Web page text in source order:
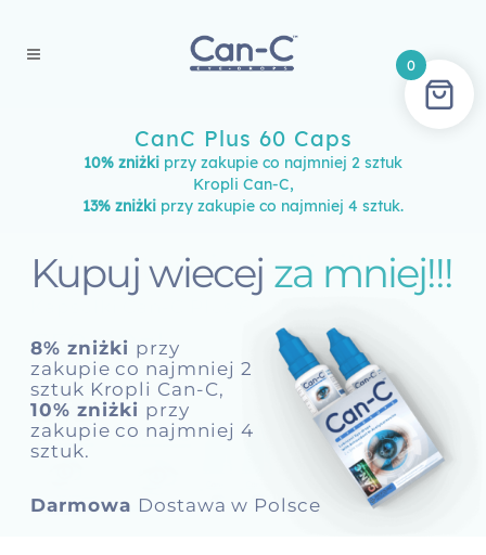
CanC Plus 60 Caps
10% zniżki przy zakupie co najmniej 2 sztuk
Kropli Can-C,
13% zniżki przy zakupie co najmniej 4 sztuk.
8% zniżki przy
zakupie co najmniej 2
sztuk Kropli Can-C,
10% zniżki przy
zakupie co najmniej 4
sztuk.
Darmowa Dostawa w Polsce
Kupuj wiecej za mniej!!!
0